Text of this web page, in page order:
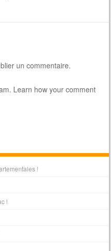
un commentaire.
Learn how your comment
!
!